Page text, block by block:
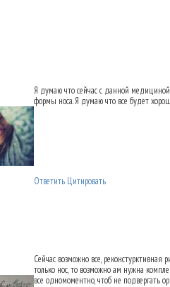
Я думаю что сейчас с данной медициной
формы носа. Я думаю что все будет
Ответить Цитировать
Сейчас возможно все,
только нос, то возможно ам нужна
все одномоментно, чтоб не подвергать